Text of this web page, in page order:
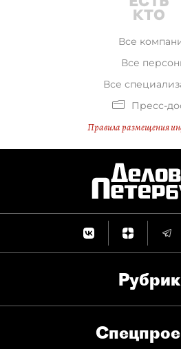
Все
Все
Все
Пресс-
Правила размещения